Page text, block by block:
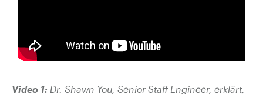
Video 1: Dr. Shawn You, Senior Staff Engineer, erklärt,